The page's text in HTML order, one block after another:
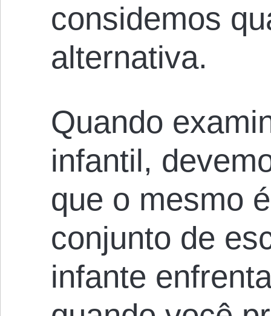
considemos
alternativa.
Quando
infantil,
que o mesmo
conjunto de
infante